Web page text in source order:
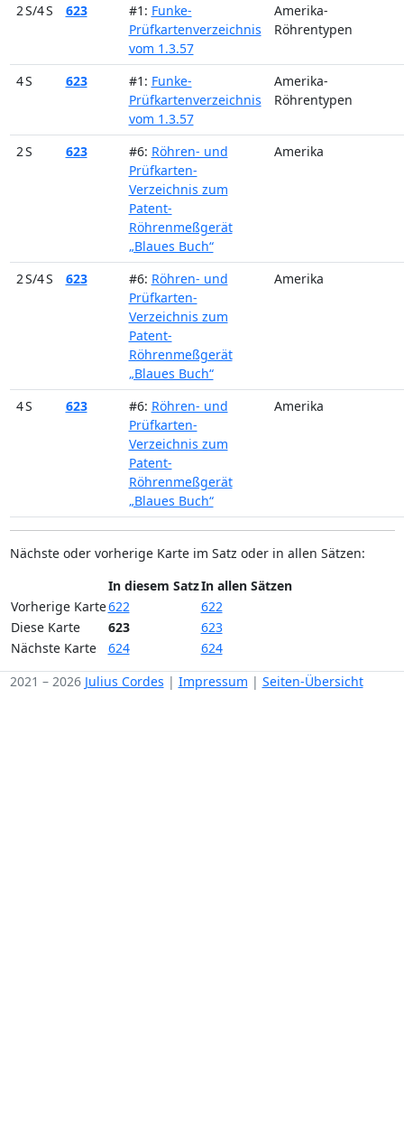
2 S/4 S 623 #1: Funke-
Prüfkartenverzeichnis
vom 1.3.57
Amerika-
Röhrentypen
4 S 623 #1: Funke-
Prüfkartenverzeichnis
vom 1.3.57
Amerika-
Röhrentypen
2 S 623 #6: Röhren- und
Prüfkarten-
Verzeichnis zum
Patent-
Röhrenmeßgerät
„Blaues Buch“
Amerika
2 S/4 S 623 #6: Röhren- und
Prüfkarten-
Verzeichnis zum
Patent-
Röhrenmeßgerät
„Blaues Buch“
Amerika
4 S 623 #6: Röhren- und
Prüfkarten-
Verzeichnis zum
Patent-
Röhrenmeßgerät
„Blaues Buch“
Amerika
Nächste oder vorherige Karte im Satz oder in allen Sätzen:
In diesem SatzIn allen Sätzen
Vorherige Karte622
622
Diese Karte
623
623
Nächste Karte
624
624
2021 – 2026 Julius Cordes | Impressum | Seiten-Übersicht